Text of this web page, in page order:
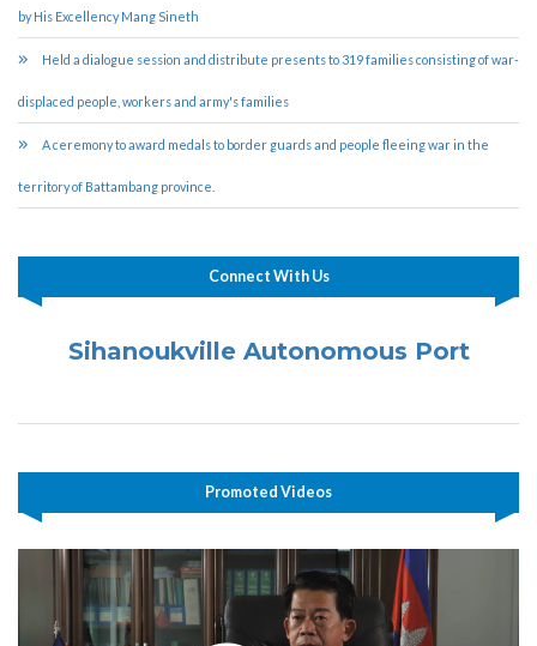
by His Excellency Mang Sineth
Held a dialogue session and distribute presents to 319 families consisting of war-
displaced people, workers and army's families
A ceremony to award medals to border guards and people fleeing war in the
territory of Battambang province.
Connect With Us
Sihanoukville Autonomous Port
Promoted Videos